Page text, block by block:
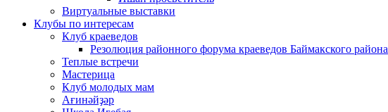
Виртуальные выставки
Клубы по интересам
Клуб краеведов
Резолюция районного форума краеведов Баймакского района
Теплые встречи
Мастерица
Клуб молодых мам
Ағинәйҙәр